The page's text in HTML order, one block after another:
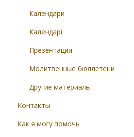
Календари
Календарі
Презентации
Молитвенные бюллетени
Другие материалы
Контакты
Как я могу помочь